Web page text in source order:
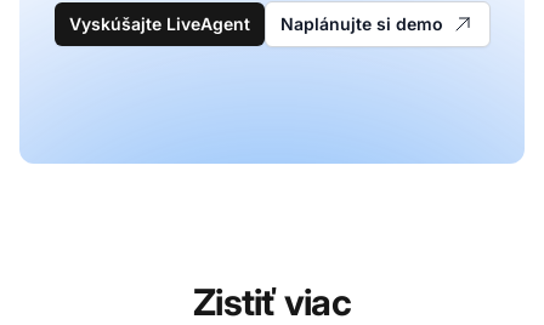
Vyskúšajte LiveAgent Naplánujte si demo
Zistiť viac